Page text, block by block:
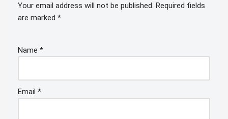
Your email address will not be published. Required fields
are marked *
Name *
Email *